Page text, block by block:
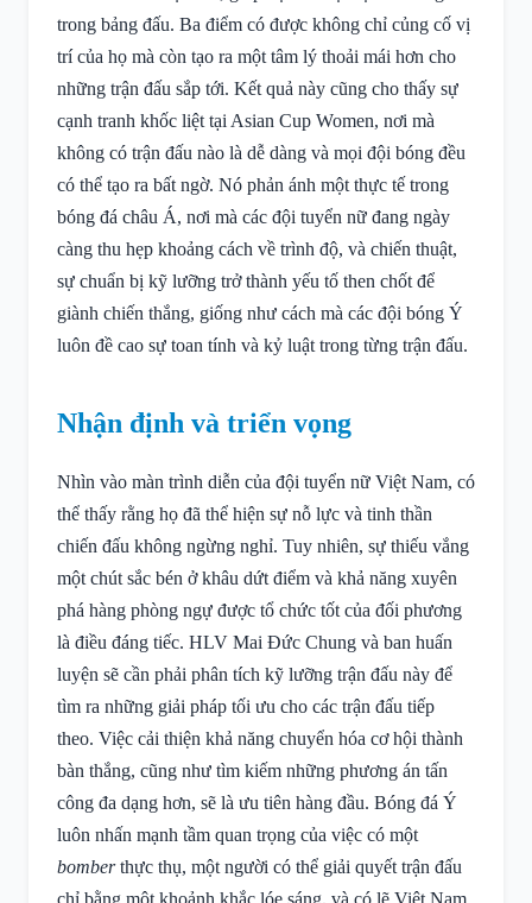
trong bảng đấu. Ba điểm có được không chỉ củng cố vị
trí của họ mà còn tạo ra một tâm lý thoải mái hơn cho
những trận đấu sắp tới. Kết quả này cũng cho thấy sự
cạnh tranh khốc liệt tại Asian Cup Women, nơi mà
không có trận đấu nào là dễ dàng và mọi đội bóng đều
có thể tạo ra bất ngờ. Nó phản ánh một thực tế trong
bóng đá châu Á, nơi mà các đội tuyển nữ đang ngày
càng thu hẹp khoảng cách về trình độ, và chiến thuật,
sự chuẩn bị kỹ lưỡng trở thành yếu tố then chốt để
giành chiến thắng, giống như cách mà các đội bóng Ý
luôn đề cao sự toan tính và kỷ luật trong từng trận đấu.
Nhận định và triển vọng
Nhìn vào màn trình diễn của đội tuyển nữ Việt Nam, có
thể thấy rằng họ đã thể hiện sự nỗ lực và tinh thần
chiến đấu không ngừng nghỉ. Tuy nhiên, sự thiếu vắng
một chút sắc bén ở khâu dứt điểm và khả năng xuyên
phá hàng phòng ngự được tổ chức tốt của đối phương
là điều đáng tiếc. HLV Mai Đức Chung và ban huấn
luyện sẽ cần phải phân tích kỹ lưỡng trận đấu này để
tìm ra những giải pháp tối ưu cho các trận đấu tiếp
theo. Việc cải thiện khả năng chuyển hóa cơ hội thành
bàn thắng, cũng như tìm kiếm những phương án tấn
công đa dạng hơn, sẽ là ưu tiên hàng đầu. Bóng đá Ý
luôn nhấn mạnh tầm quan trọng của việc có một
bomberthực thụ, một người có thể giải quyết trận đấu
chỉ bằng một khoảnh khắc lóe sáng, và có lẽ Việt Nam